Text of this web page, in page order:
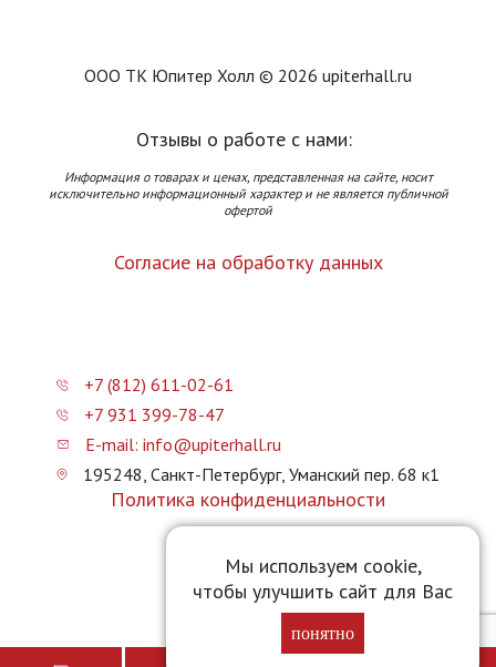
Мы используем cookie,
чтобы улучшить сайт для Вас
понятно
ООО ТК Юпитер Холл © 2026 upiterhall.ru
Отзывы о работе с нами:
Информация о товарах и ценах, представленная на сайте, носит
исключительно информационный характер и не является публичной
офертой
Согласие на обработку данных
+7 (812) 611-02-61
+7 931 399-78-47
E-mail: info@upiterhall.ru
195248, Санкт-Петербург, Уманский пер. 68 к1
Политика конфиденциальности
Карта сайта
Прайс-лист